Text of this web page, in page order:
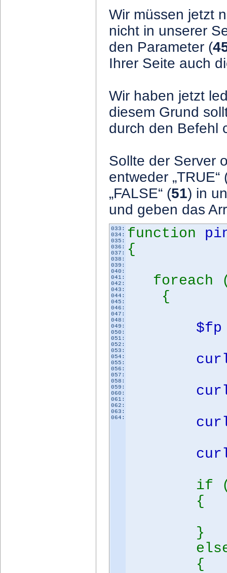
Wir müssen jetzt
nicht in unserer
den Parameter (
Ihrer Seite auch
Wir haben jetzt
diesem Grund
durch den Befehl
Sollte der Server
entweder „TRUE“
„FALSE“ (51) in
und geben das
033:
034:
035:
036:
037:
038:
039:
040:
041:
042:
043:
044:
045:
046:
047:
048:
049:
050:
051:
052:
053:
054:
055:
056:
057:
058:
059:
060:
061:
062:
063:
064:
function
{
foreach
{
if
{
}
{